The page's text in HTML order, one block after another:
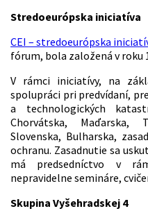
Stredoeurópska iniciatíva
CEI – stredoeurópska
fórum, bola založená v roku
V rámci iniciatívy, na
spolupráci pri predvídaní,
a technologických
Chorvátska, Maďarska,
Slovenska, Bulharska,
ochranu. Zasadnutie sa
má predsedníctvo v
nepravidelne semináre,
Skupina Vyšehradskej 4